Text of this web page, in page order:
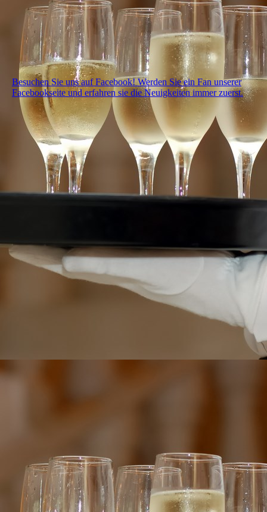
Besuchen Sie uns auf Facebook! Werden Sie ein Fan unserer
Facebookseite und erfahren sie die Neuigkeiten immer zuerst.